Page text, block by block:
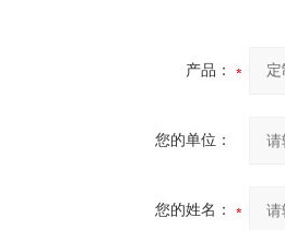
产品：
您的单位：
您的姓名：